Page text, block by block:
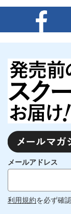
メールアドレス
利用規約を必ず確